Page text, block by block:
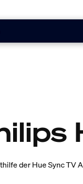
der Hue Sync TV